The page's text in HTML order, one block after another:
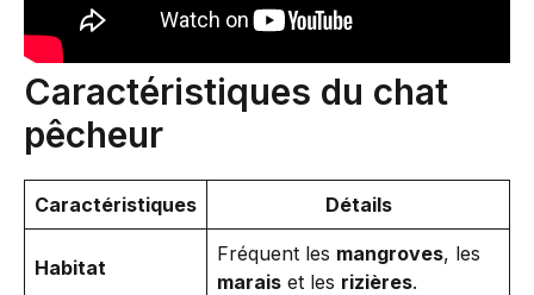
Caractéristiques du chat
pêcheur
Caractéristiques Détails
Habitat
Fréquent les mangroves, les
marais et les rizières.